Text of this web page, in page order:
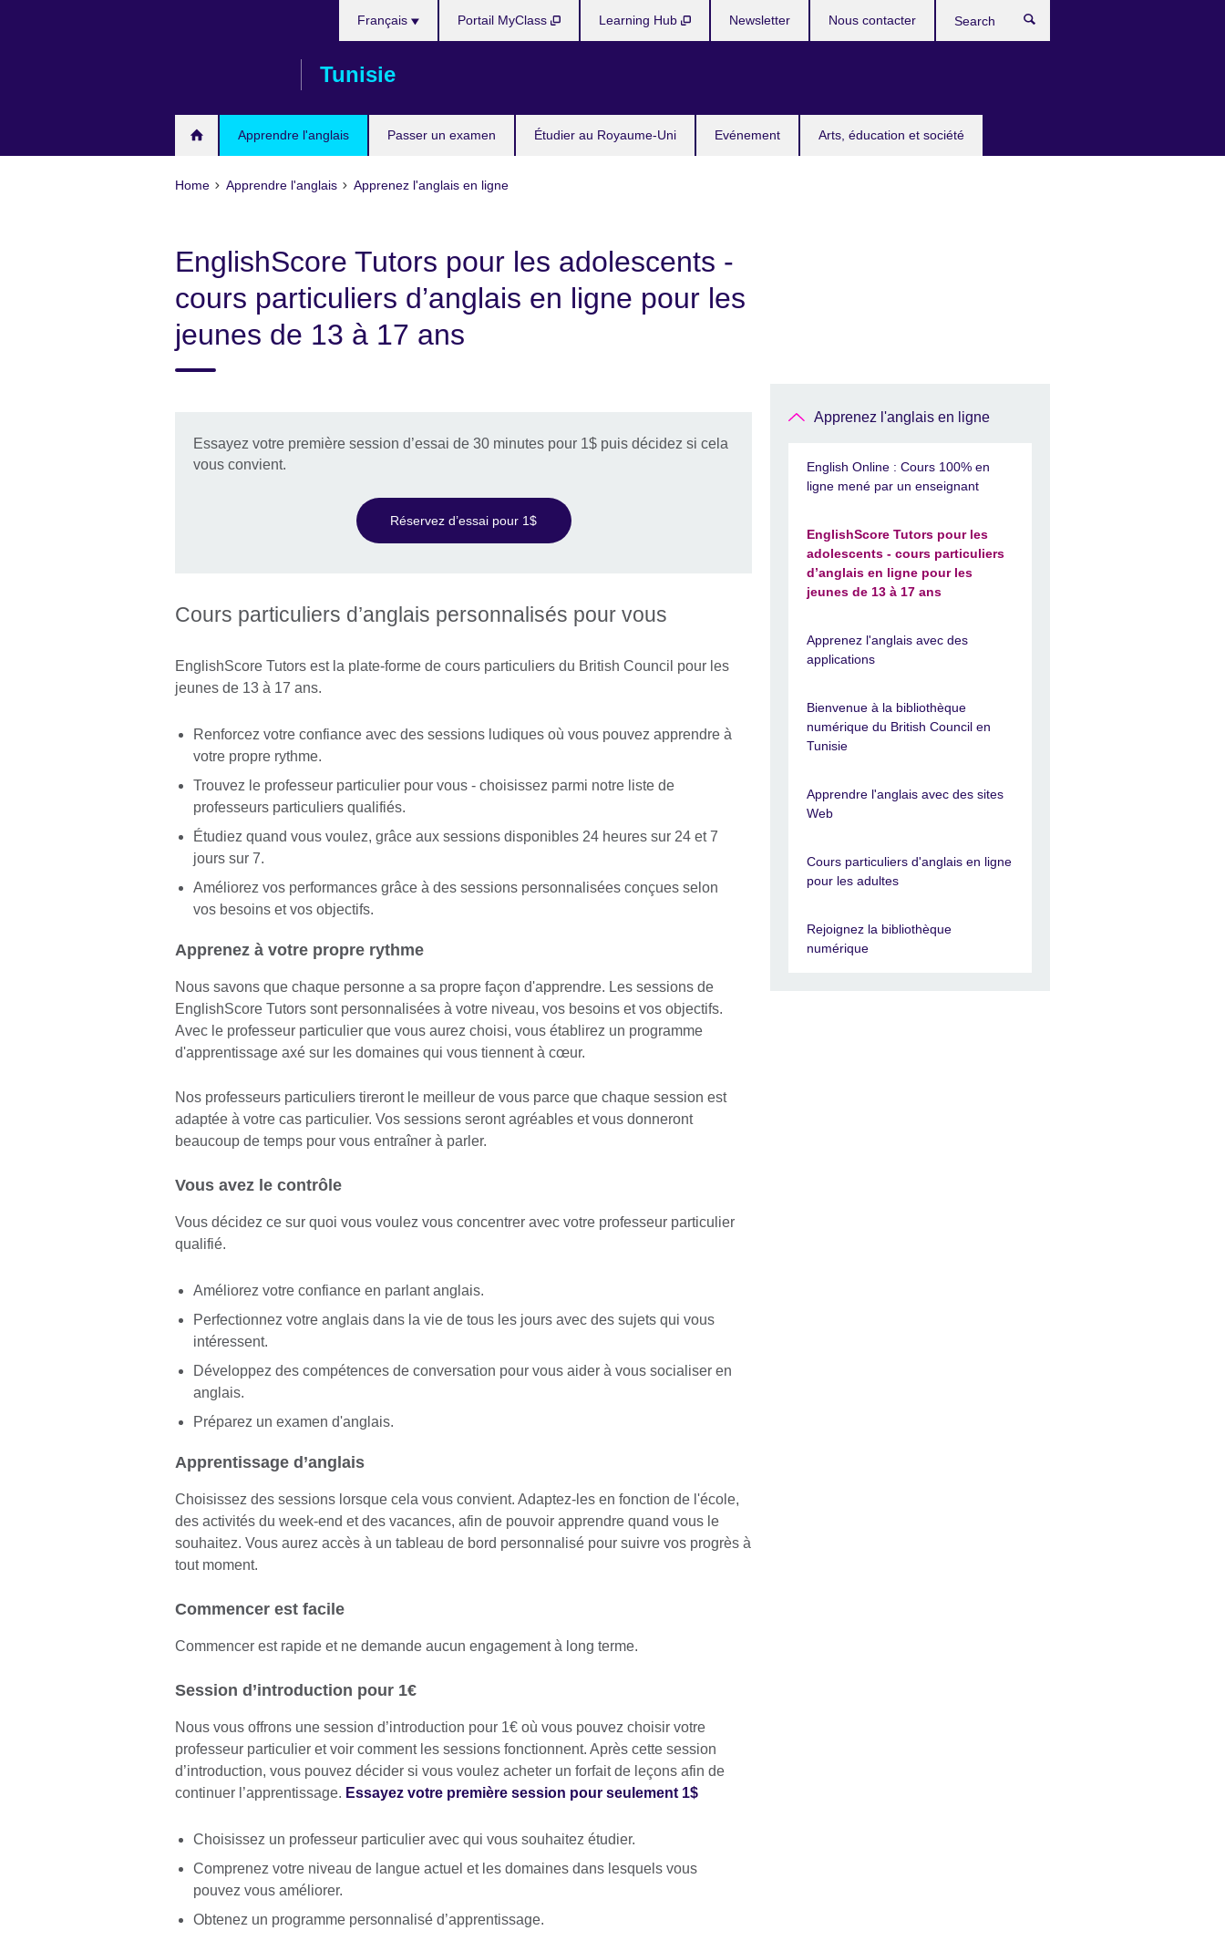
Tunisie
Apprendre l'anglais Passer un examen Étudier au Royaume-Uni Evénement Arts, éducation et société
Français Portail MyClass Learning Hub Newsletter Nous contacter
Home Apprendre l'anglais Apprenez l'anglais en ligne
EnglishScore Tutors pour les adolescents -
cours particuliers d’anglais en ligne pour les
jeunes de 13 à 17 ans
Essayez votre première session d’essai de 30 minutes pour 1$ puis décidez si cela
vous convient.
Réservez d’essai pour 1$
Cours particuliers d’anglais personnalisés pour vous
EnglishScore Tutors est la plate-forme de cours particuliers du British Council pour les
jeunes de 13 à 17 ans.
Renforcez votre confiance avec des sessions ludiques où vous pouvez apprendre à
votre propre rythme.
Trouvez le professeur particulier pour vous - choisissez parmi notre liste de
professeurs particuliers qualifiés.
Étudiez quand vous voulez, grâce aux sessions disponibles 24 heures sur 24 et 7
jours sur 7.
Améliorez vos performances grâce à des sessions personnalisées conçues selon
vos besoins et vos objectifs.
Apprenez à votre propre rythme
Nous savons que chaque personne a sa propre façon d'apprendre. Les sessions de
EnglishScore Tutors sont personnalisées à votre niveau, vos besoins et vos objectifs.
Avec le professeur particulier que vous aurez choisi, vous établirez un programme
d'apprentissage axé sur les domaines qui vous tiennent à cœur.
Nos professeurs particuliers tireront le meilleur de vous parce que chaque session est
adaptée à votre cas particulier. Vos sessions seront agréables et vous donneront
beaucoup de temps pour vous entraîner à parler.
Vous avez le contrôle
Vous décidez ce sur quoi vous voulez vous concentrer avec votre professeur particulier
qualifié.
Améliorez votre confiance en parlant anglais.
Perfectionnez votre anglais dans la vie de tous les jours avec des sujets qui vous
intéressent.
Développez des compétences de conversation pour vous aider à vous socialiser en
anglais.
Préparez un examen d'anglais.
Apprentissage d’anglais
Choisissez des sessions lorsque cela vous convient. Adaptez-les en fonction de l'école,
des activités du week-end et des vacances, afin de pouvoir apprendre quand vous le
souhaitez. Vous aurez accès à un tableau de bord personnalisé pour suivre vos progrès à
tout moment.
Commencer est facile
Commencer est rapide et ne demande aucun engagement à long terme.
Session d’introduction pour 1€
Nous vous offrons une session d’introduction pour 1€ où vous pouvez choisir votre
professeur particulier et voir comment les sessions fonctionnent. Après cette session
d’introduction, vous pouvez décider si vous voulez acheter un forfait de leçons afin de
continuer l’apprentissage. Essayez votre première session pour seulement 1$
Choisissez un professeur particulier avec qui vous souhaitez étudier.
Comprenez votre niveau de langue actuel et les domaines dans lesquels vous
pouvez vous améliorer.
Obtenez un programme personnalisé d’apprentissage.
Apprenez l'anglais en ligne
English Online : Cours 100% en
ligne mené par un enseignant
EnglishScore Tutors pour les
adolescents - cours particuliers
d’anglais en ligne pour les
jeunes de 13 à 17 ans
Apprenez l'anglais avec des
applications
Bienvenue à la bibliothèque
numérique du British Council en
Tunisie
Apprendre l'anglais avec des sites
Web
Cours particuliers d'anglais en ligne
pour les adultes
Rejoignez la bibliothèque
numérique